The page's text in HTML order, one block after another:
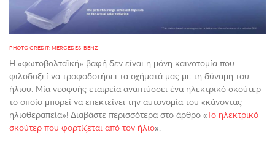
PHOTO CREDIT: MERCEDES-BENZ
Η «φωτοβολταϊκή» βαφή δεν είναι η μόνη καινοτομία που
φιλοδοξεί να τροφοδοτήσει τα οχήματά μας με τη δύναμη του
ήλιου. Μία νεοφυής εταιρεία αναπτύσσει ένα ηλεκτρικό σκούτερ
το οποίο μπορεί να επεκτείνει την αυτονομία του «κάνοντας
ηλιοθεραπεία»! Διαβάστε περισσότερα στο άρθρο «Το ηλεκτρικό
σκούτερ που φορτίζεται από τον ήλιο».